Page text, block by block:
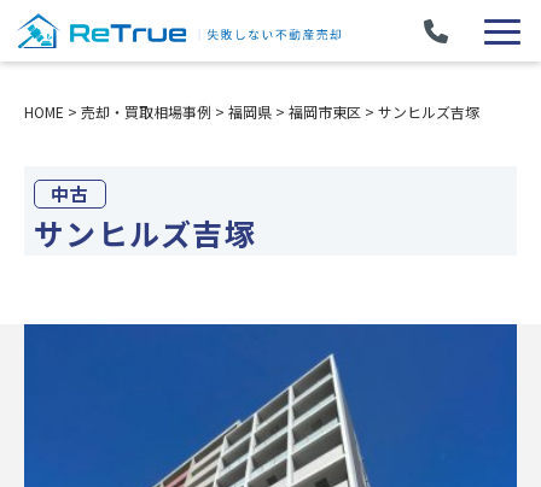
HOME > 売却・買取相場事例 > 福岡県 > 福岡市東区 > サンヒルズ吉塚
中古
サンヒルズ吉塚